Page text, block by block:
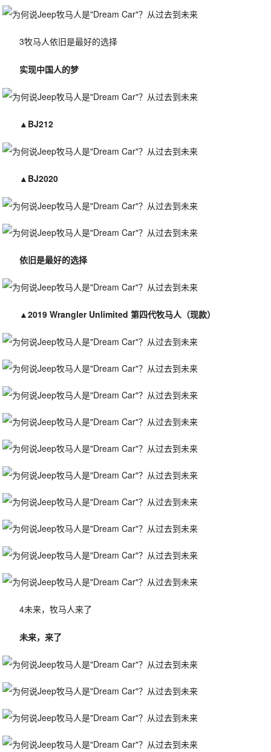
3牧马人依旧是最好的选择
实现中国人的梦
▲ BJ212
▲ BJ2020
依旧是最好的选择
▲2019 Wrangler Unlimited 第四代牧马人（现款）
4未来，牧马人来了
未来，来了